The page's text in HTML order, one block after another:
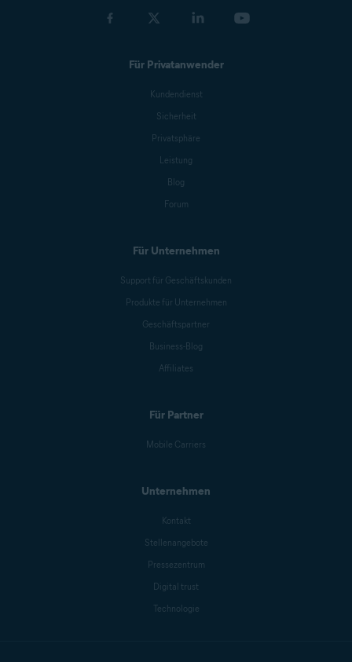
Für Privatanwender
Kundendienst
Sicherheit
Privatsphäre
Leistung
Blog
Forum
Für Unternehmen
Support für Geschäftskunden
Produkte für Unternehmen
Geschäftspartner
Business-Blog
Affiliates
Für Partner
Mobile Carriers
Unternehmen
Kontakt
Stellenangebote
Pressezentrum
Digital trust
Technologie